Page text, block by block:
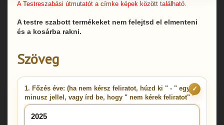
A Testreszabási útmutatót a címke képek között található.
A testre szabott termékeket nem felejtsd el elmenteni
és a kosárba rakni.
Szöveg
1. Főzés éve: (ha nem kérsz feliratot, húzd ki " - " egy
minusz jellel, vagy írd be, hogy " nem kérek feliratot"*
✓